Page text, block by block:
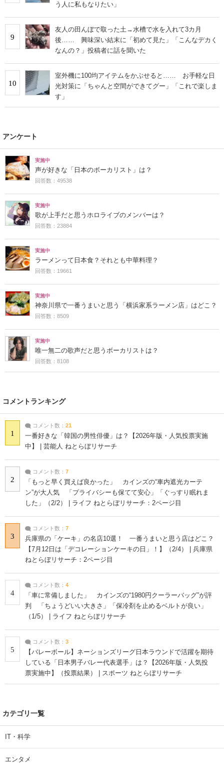
う人に私もなりたい」
9
友人の田んぼで取った土→水槽で水を入れて3カ月
後…… 興味深い結末に「初めて見た」「こんなデカく
なんの？」投稿者に話を聞いた
10
室外機に100均アイテムをかぶせると…… お手軽な日
光対策に「ちゃんと空間ができてグー」「これで楽しま
す」
アンケート
実施中
声が好きな「日本のボーカリスト」は？
回答数：49538
実施中
歌が上手だと思うホロライブのメンバーは？
回答数：23884
実施中
ラーメンって日本食？それとも中華料理？
回答数：19661
実施中
神奈川県で一番うまいと思う「横浜家系ラーメン店」はどこ？
回答数：8509
実施中
唯一無二の歌声だと思うボーカリストは？
回答数：8108
コメントランキング
1
コメント数： 21
一番好きな「韓国の男性俳優」は？【2026年版・人気投票実施
中】 | 芸能人 ねとらぼリサーチ
2
コメント数： 7
「もっと早く買えば良かった」 カインズの“車内遮光カーテ
ン”が大人気 「プライバシーも保てて安心」「ぐっすり眠れま
した」（2/2） | ライフ ねとらぼリサーチ：2ページ目
3
コメント数： 7
兵庫県の「ケーキ」の名店10選！ 一番うまいと思う店はどこ？
【7月12日は「デコレーションケーキの日」！】（2/4） | 兵庫県
ねとらぼリサーチ：2ページ目
4
コメント数： 4
「車に常備しました」 カインズの“1980円クーラーバッグ”が評
判 「ちょうどいい大きさ」「保冷剤を止めるベルトが良い」
（1/5） | ライフ ねとらぼリサーチ
5
コメント数： 3
【バレーボール】ネーションズリーグ日本ラウンドで活躍を期待
している「日本男子バレー代表選手」は？【2026年版・人気投
票実施中】（投票結果） | スポーツ ねとらぼリサーチ
カテゴリ一覧
IT・科学
エンタメ